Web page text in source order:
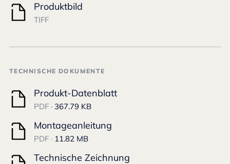
Produktbild
TIFF
TECHNISCHE DOKUMENTE
Produkt-Datenblatt
PDF · 367.79 KB
Montageanleitung
PDF · 11.82 MB
Technische Zeichnung